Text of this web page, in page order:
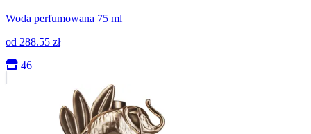
Woda perfumowana 75 ml
od 288.55 zł
46